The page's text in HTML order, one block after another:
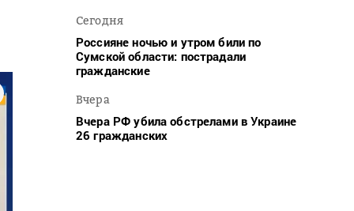
Сегодня
Россияне ночью и утром били по
Сумской области: пострадали
гражданские
Вчера
Вчера РФ убила обстрелами в Украине
26 гражданских